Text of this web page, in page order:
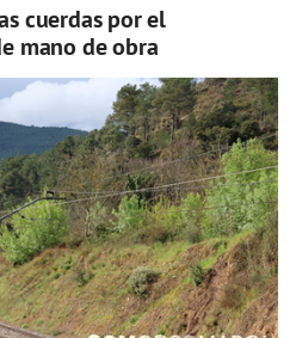
cuerdas por el
mano de obra